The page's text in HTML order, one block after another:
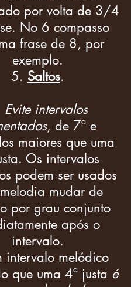
por volta de 3/4
No 6 compasso
frase de 8, por
exemplo.
Saltos.
Evite intervalos
, de 7ª e
maiores que uma
Os intervalos
podem ser usados
mudar de
por grau conjunto
após o
intervalo.
intervalo melódico
que uma 4ª justa é